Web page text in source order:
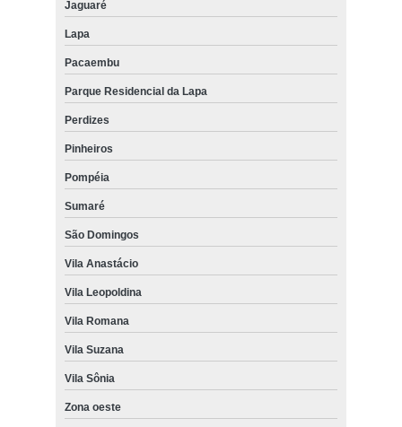
Jaguaré
Lapa
Pacaembu
Parque Residencial da Lapa
Perdizes
Pinheiros
Pompéia
Sumaré
São Domingos
Vila Anastácio
Vila Leopoldina
Vila Romana
Vila Suzana
Vila Sônia
Zona oeste